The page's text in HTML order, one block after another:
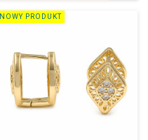
NOWY PRODUKT